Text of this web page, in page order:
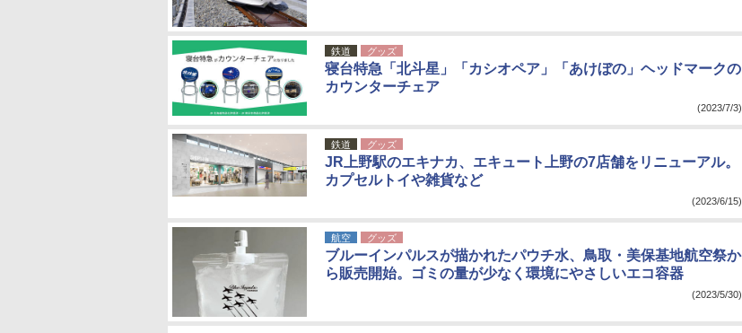
鉄道 グッズ
寝台特急「北斗星」「カシオペア」「あけぼの」ヘッドマークの
カウンターチェア
(2023/7/3)
鉄道 グッズ
JR上野駅のエキナカ、エキュート上野の7店舗をリニューアル。
カプセルトイや雑貨など
(2023/6/15)
航空 グッズ
ブルーインパルスが描かれたパウチ水、鳥取・美保基地航空祭か
ら販売開始。ゴミの量が少なく環境にやさしいエコ容器
(2023/5/30)